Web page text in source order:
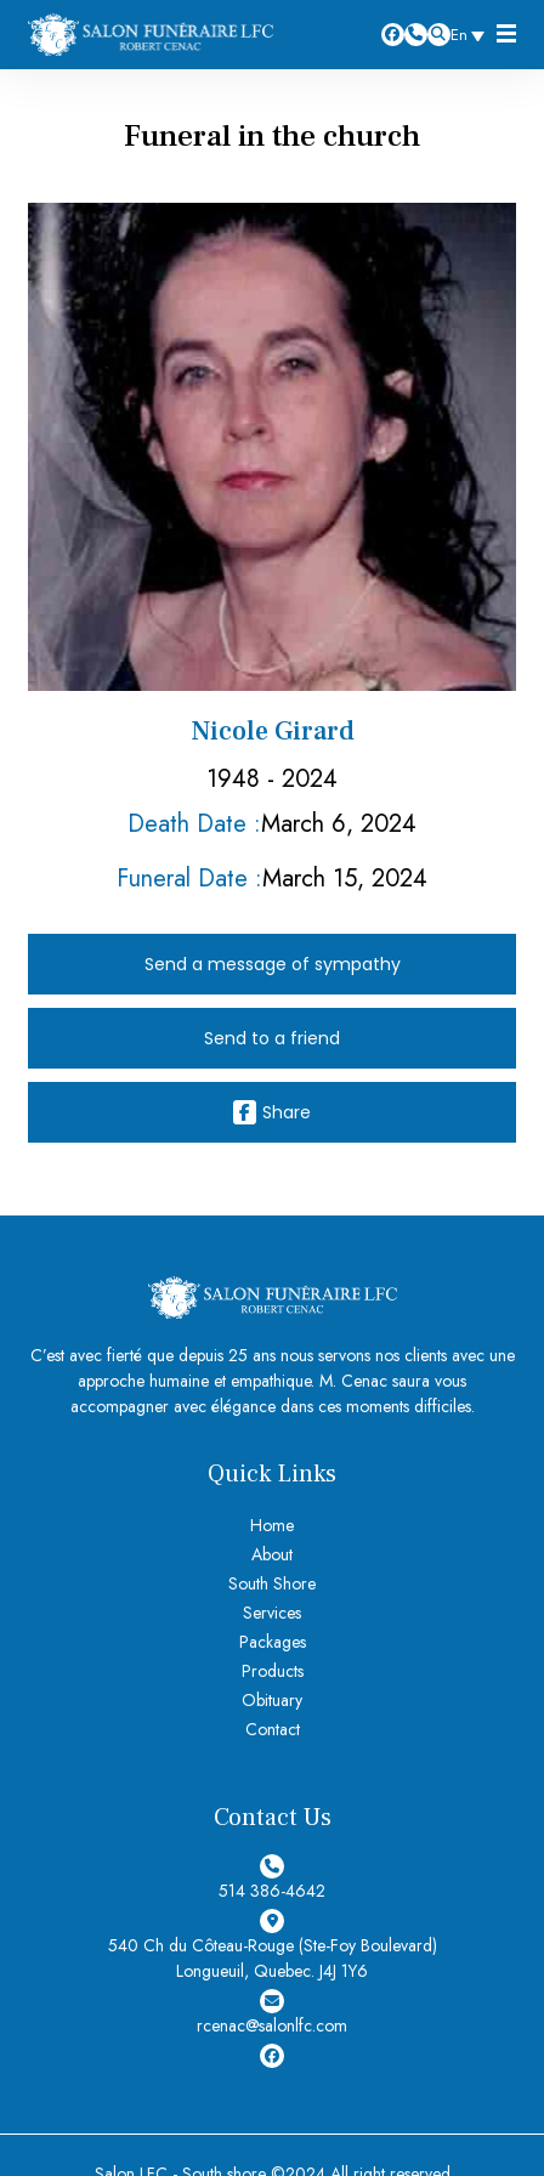
En
Casino Lab
Funeral in the church
Nicole Girard
1948 - 2024
Death Date :March 6, 2024
Funeral Date :March 15, 2024
Send a message of sympathy
Send to a friend
Share
C’est avec fierté que depuis 25 ans nous servons nos clients avec une
approche humaine et empathique. M. Cenac saura vous
accompagner avec élégance dans ces moments difficiles.
Quick Links
Home
About
South Shore
Services
Packages
Products
Obituary
Contact
Contact Us
514 386-4642
540 Ch du Côteau-Rouge (Ste-Foy Boulevard)
Longueuil, Quebec. J4J 1Y6
rcenac@salonlfc.com